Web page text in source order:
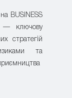
BUSINESS
— ключову
стратегій
та